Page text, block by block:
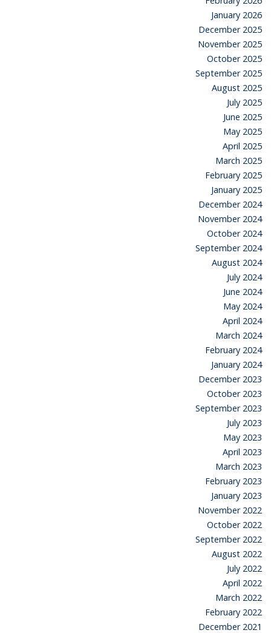
January 2026
December 2025
November 2025
October 2025
September 2025
August 2025
July 2025
June 2025
May 2025
April 2025
March 2025
February 2025
January 2025
December 2024
November 2024
October 2024
September 2024
August 2024
July 2024
June 2024
May 2024
April 2024
March 2024
February 2024
January 2024
December 2023
October 2023
September 2023
July 2023
May 2023
April 2023
March 2023
February 2023
January 2023
November 2022
October 2022
September 2022
August 2022
July 2022
April 2022
March 2022
February 2022
December 2021